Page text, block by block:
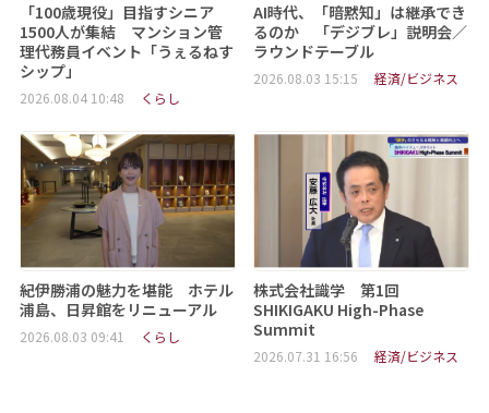
「100歳現役」目指すシニア
1500人が集結 マンション管
理代務員イベント「うぇるねす
シップ」
2026.08.04 10:48 くらし
AI時代、「暗黙知」は継承でき
るのか 「デジブレ」説明会／
ラウンドテーブル
2026.08.03 15:15 経済/ビジネス
紀伊勝浦の魅力を堪能 ホテル
浦島、日昇館をリニューアル
2026.08.03 09:41 くらし
株式会社識学 第1回
SHIKIGAKU High-Phase
Summit
2026.07.31 16:56 経済/ビジネス